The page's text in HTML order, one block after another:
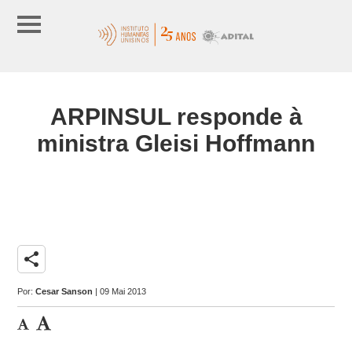
ARPINSUL responde à
ministra Gleisi Hoffmann
share
Por:Cesar Sanson | 09 Mai 2013